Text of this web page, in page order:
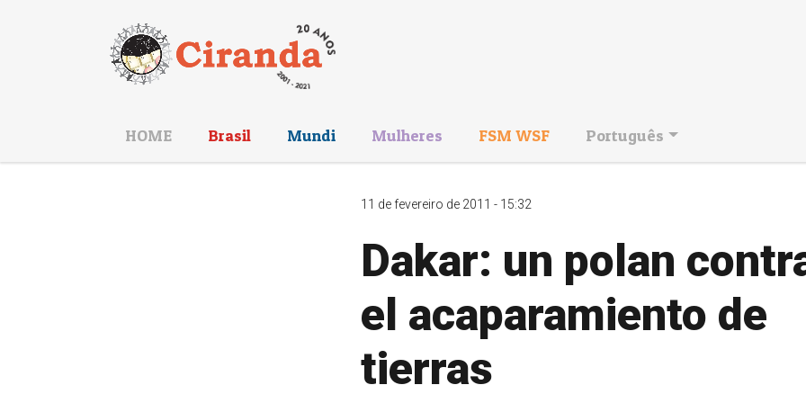
HOME Brasil Mundi Mulheres FSM WSF Português
11 de fevereiro de 2011 - 15:32
Dakar: un polan
el acaparamiento de
tierras